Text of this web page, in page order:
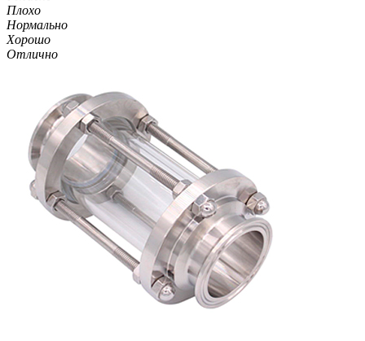
Плохо
Нормально
Хорошо
Отлично